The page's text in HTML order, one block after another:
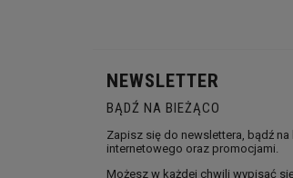
NEWSLETTER
BĄDŹ NA BIEŻĄCO
Zapisz się do newslettera, bądź
internetowego oraz promocjami.
Możesz w każdej chwili wypisać